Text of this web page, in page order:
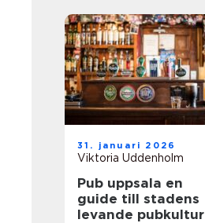
31. januari 2026
Viktoria Uddenholm
Pub uppsala en
guide till stadens
levande pubkultur